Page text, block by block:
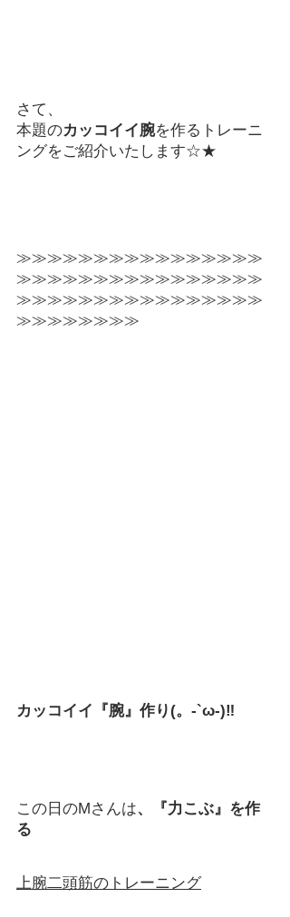
さて、
本題のカッコイイ腕を作るトレーニ
ングをご紹介いたします☆★
≫≫≫≫≫≫≫≫≫≫≫≫≫≫≫≫
≫≫≫≫≫≫≫≫≫≫≫≫≫≫≫≫
≫≫≫≫≫≫≫≫≫≫≫≫≫≫≫≫
≫≫≫≫≫≫≫≫
カッコイイ『腕』作り(。-`ω-)‼
この日のMさんは、『力こぶ』を作
る
上腕二頭筋のトレーニング